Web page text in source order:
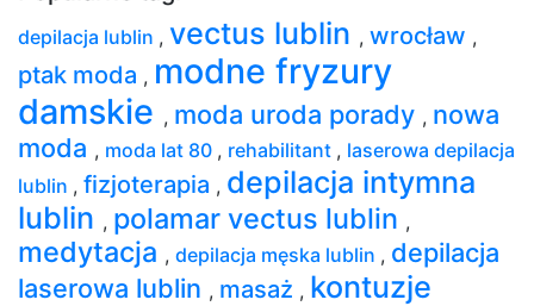
depilacja lublin , vectus lublin , wrocław ,
ptak moda , modne fryzury
damskie , moda uroda porady , nowa
moda , moda lat 80 , rehabilitant , laserowa depilacja
lublin , fizjoterapia , depilacja intymna
lublin , polamar vectus lublin ,
medytacja , depilacja męska lublin , depilacja
laserowa lublin , masaż , kontuzje